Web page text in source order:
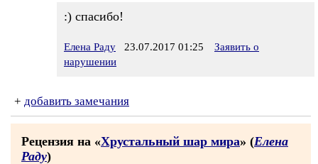
:) спасибо!
Елена Раду 23.07.2017 01:25
Заявить о
нарушении
+ добавить замечания
Рецензия на «Хрустальный шар мира» (Елена
Раду)